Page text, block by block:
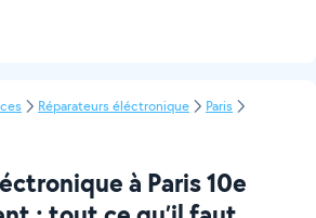
Réparateurs éléctronique
Paris
à Paris 10e